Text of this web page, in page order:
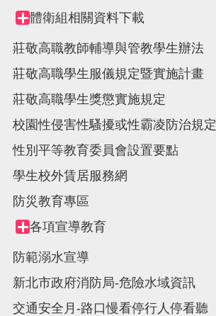
Collapse
node
體衛組相關資料下載
莊敬高職教師輔導與管教學生辦法
莊敬高職學生服儀規定暨實施計畫
莊敬高職學生獎懲實施規定
校園性侵害性騷擾或性霸凌防治規定
性別平等教育委員會設置要點
學生校外賃居服務網
防災教育專區
Collapse
node
各項宣導教育
防範溺水宣導
新北市政府消防局-危險水域資訊
交通安全月-路口慢看停行人停看聽